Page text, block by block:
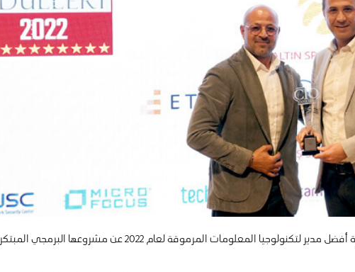
فازت شركة تويوتا تركيا للتسويق والمبيعات (TTMS) بجائزة أفضل مدير لتكنولوجيا المعلومات المرموقة لعام 2022 عن مشروعها البرمجي المبتكر